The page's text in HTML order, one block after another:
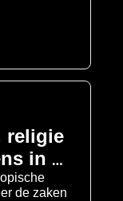
religie
in
de zaken